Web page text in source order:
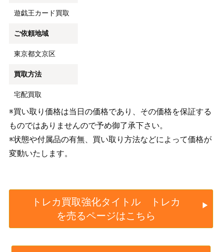
遊戯王カード買取
ご依頼地域
東京都文京区
買取方法
宅配買取
※買い取り価格は当日の価格であり、その価格を保証する
ものではありませんので予め御了承下さい。
※状態や付属品の有無、買い取り方法などによって価格が
変動いたします。
トレカ買取強化タイトル トレカ
を売るページはこちら